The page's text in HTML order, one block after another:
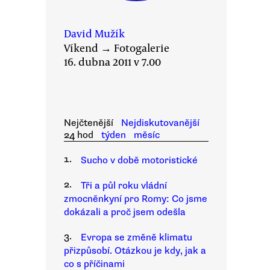
David Mužík
Víkend → Fotogalerie
16. dubna 2011 v 7.00
Nejčtenější
Nejdiskutovanější
24 hod
týden
měsíc
1.
Sucho v době motoristické
2.
Tři a půl roku vládní
zmocněnkyní pro Romy: Co jsme
dokázali a proč jsem odešla
3.
Evropa se změně klimatu
přizpůsobí. Otázkou je kdy, jak a
co s příčinami